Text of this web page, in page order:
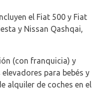
el Fiat 500 y Fiat
y Nissan Qashqai,
(con franquicia) y
para bebés y
alquiler de coches en el